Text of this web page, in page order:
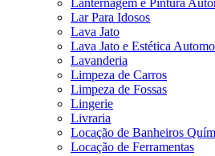
Lanternagem e Pintura
Lar Para Idosos
Lava Jato
Lava Jato e Estética
Lavanderia
Limpeza de Carros
Limpeza de Fossas
Lingerie
Livraria
Locação de Banheiros
Locação de Ferramentas